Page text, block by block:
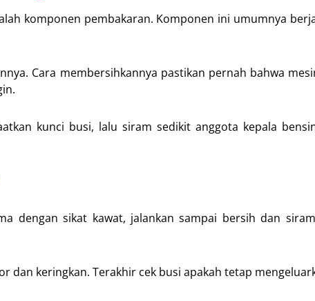
komponen pembakaran. Komponen ini umumnya
Cara membersihkannya pastikan pernah bahwa
kunci busi, lalu siram sedikit anggota kepala
dengan sikat kawat, jalankan sampai bersih dan
dan keringkan. Terakhir cek busi apakah tetap